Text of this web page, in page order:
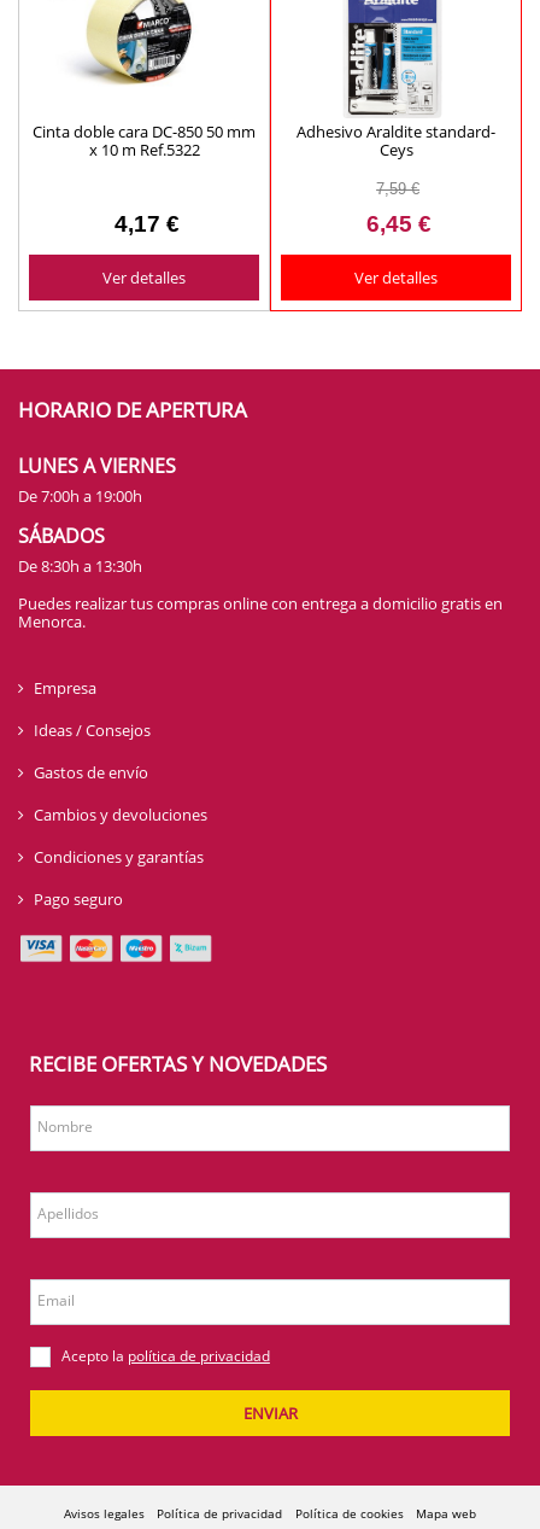
Cinta doble cara DC-850 50 mm
x 10 m Ref.5322
4,17 €
Ver detalles
Adhesivo Araldite standard-
Ceys
7,59 €
6,45 €
Ver detalles
HORARIO DE APERTURA
LUNES A VIERNES
De 7:00h a 19:00h
SÁBADOS
De 8:30h a 13:30h
Puedes realizar tus compras online con entrega a domicilio gratis en
Menorca.
Empresa
Ideas / Consejos
Gastos de envío
Cambios y devoluciones
Condiciones y garantías
Pago seguro
RECIBE OFERTAS Y NOVEDADES
Nombre
Apellidos
Email
Acepto la política de privacidad
ENVIAR
Avisos legales Política de privacidad Política de cookies Mapa web